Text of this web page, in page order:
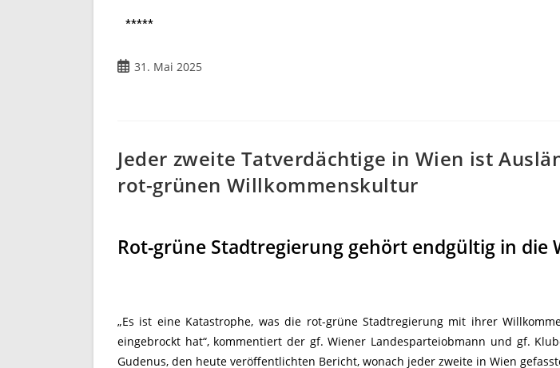
*****
31. Mai 2025
Jeder zweite Tatverdächtige in Wien ist
rot-grünen Willkommenskultur
Rot-grüne Stadtregierung gehört endgültig in die
„Es ist eine Katastrophe, was die rot-grüne Stadtregierung mit ihrer
eingebrockt hat“, kommentiert der gf. Wiener Landesparteiobmann und gf.
Gudenus, den heute veröffentlichten Bericht, wonach jeder zweite in Wien